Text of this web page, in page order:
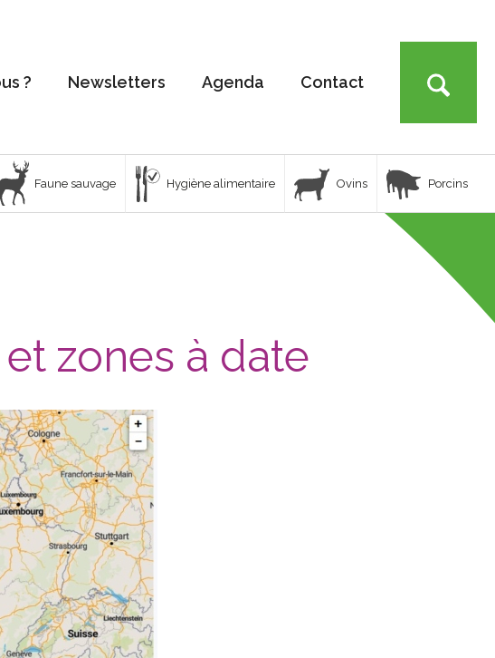
? Newsletters Agenda Contact
Faune sauvage Hygiène alimentaire Ovins Porcins
zones à date